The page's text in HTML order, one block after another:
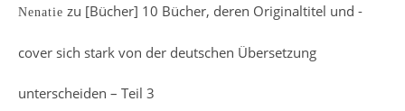
Nenatie zu [Bücher] 10 Bücher, deren Originaltitel und -
cover sich stark von der deutschen Übersetzung
unterscheiden – Teil 3